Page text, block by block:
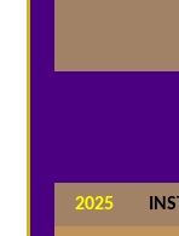
2025